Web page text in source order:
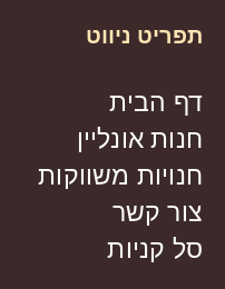
תפריט ניווט
דף הבית
חנות אונליין
חנויות משווקות
צור קשר
סל קניות